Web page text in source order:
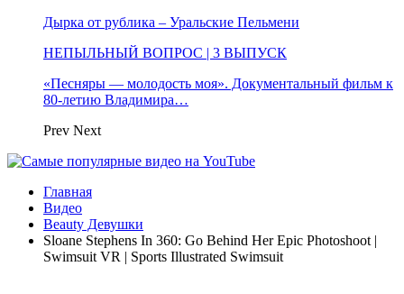
Дырка от рублика – Уральские Пельмени
НЕПЫЛЬНЫЙ ВОПРОС | 3 ВЫПУСК
«Песняры — молодость моя». Документальный фильм к
80-летию Владимира…
Prev Next
Главная
Видео
Beauty Девушки
Sloane Stephens In 360: Go Behind Her Epic Photoshoot |
Swimsuit VR | Sports Illustrated Swimsuit